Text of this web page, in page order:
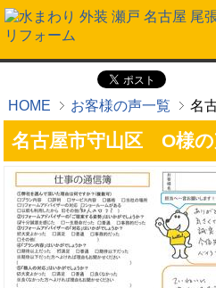
HOME お客様の声一覧 名
名古屋市守山区 O様